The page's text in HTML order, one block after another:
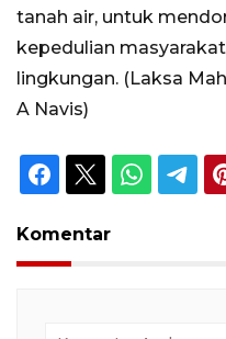
tanah air, untuk
kepedulian
lingkungan. (Laksa
A Navis)
Komentar